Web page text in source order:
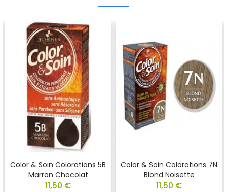
Color & Soin Colorations 5B
Marron Chocolat
11,50 €
Color & Soin Colorations 7N
Blond Noisette
11,50 €